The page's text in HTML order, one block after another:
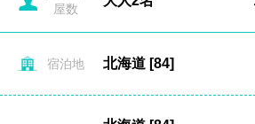
屋数
宿泊地